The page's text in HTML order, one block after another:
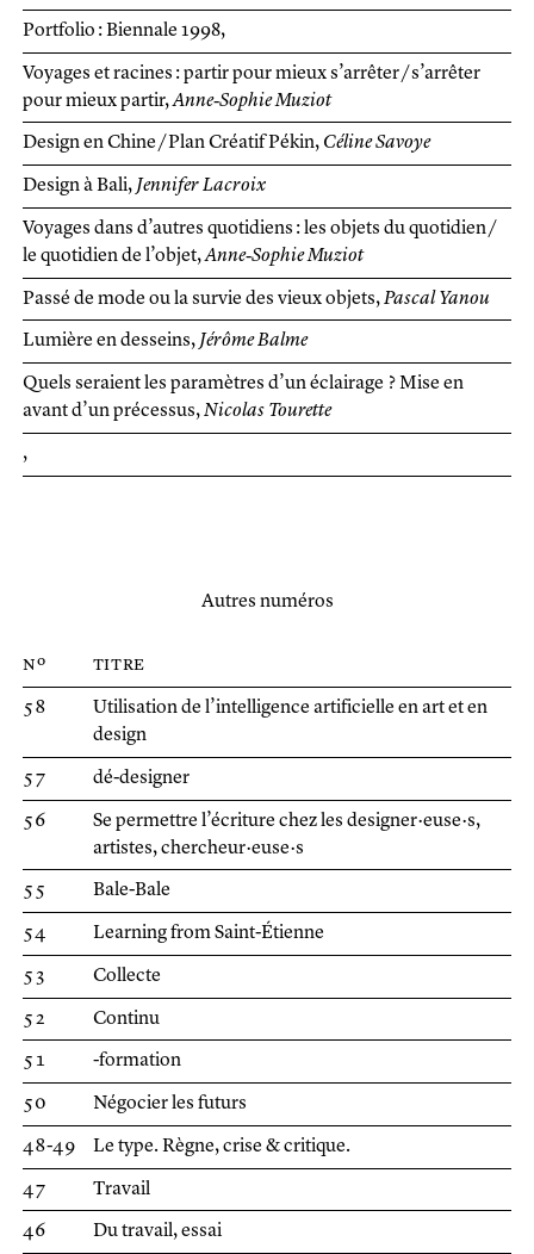
Portfolio : Biennale 1998
Voyages et racines : partir pour mieux s’arrêter / s’arrêter
pour mieux partir Anne‑Sophie Muziot
Design en Chine / Plan Créatif Pékin Céline Savoye
Design à Bali Jennifer Lacroix
Voyages dans d’autres quotidiens : les objets du quotidien /
le quotidien de l’objet Anne‑Sophie Muziot
Passé de mode ou la survie des vieux objets Pascal Yanou
Lumière en desseins Jérôme Balme
Quels seraient les paramètres d’un éclairage ? Mise en
avant d’un précessus Nicolas Tourette
Autres numéros
nº titre
58
Utilisation de l’intelligence artificielle en art et en
design
57 dé-designer
56
Se permettre l’écriture chez les designer·euse·s,
artistes, chercheur·euse·s
55 Bale-Bale
54 Learning from Saint-Étienne
53 Collecte
52 Continu
51 -formation
50 Négocier les futurs
48-49 Le type. Règne, crise & critique.
47 Travail
46 Du travail, essai